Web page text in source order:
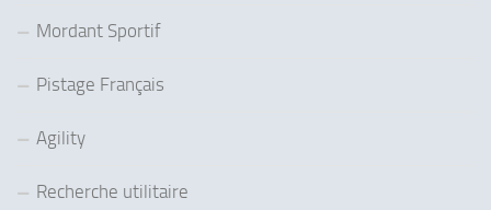
Mordant Sportif
Pistage Français
Agility
Recherche utilitaire